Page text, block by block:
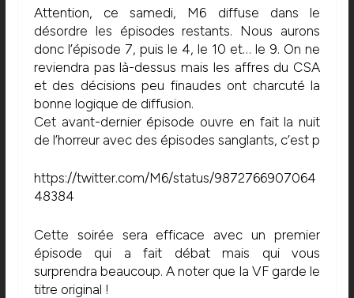
Attention, ce samedi, M6 diffuse dans le
désordre les épisodes restants. Nous aurons
donc l’épisode 7, puis le 4, le 10 et… le 9. On ne
reviendra pas là-dessus mais les affres du CSA
et des décisions peu finaudes ont charcuté la
bonne logique de diffusion.
Cet avant-dernier épisode ouvre en fait la nuit
de l’horreur avec des épisodes sanglants, c’est p
https://twitter.com/M6/status/9872766907064
48384
Cette soirée sera efficace avec un premier
épisode qui a fait débat mais qui vous
surprendra beaucoup. A noter que la VF garde le
titre original !